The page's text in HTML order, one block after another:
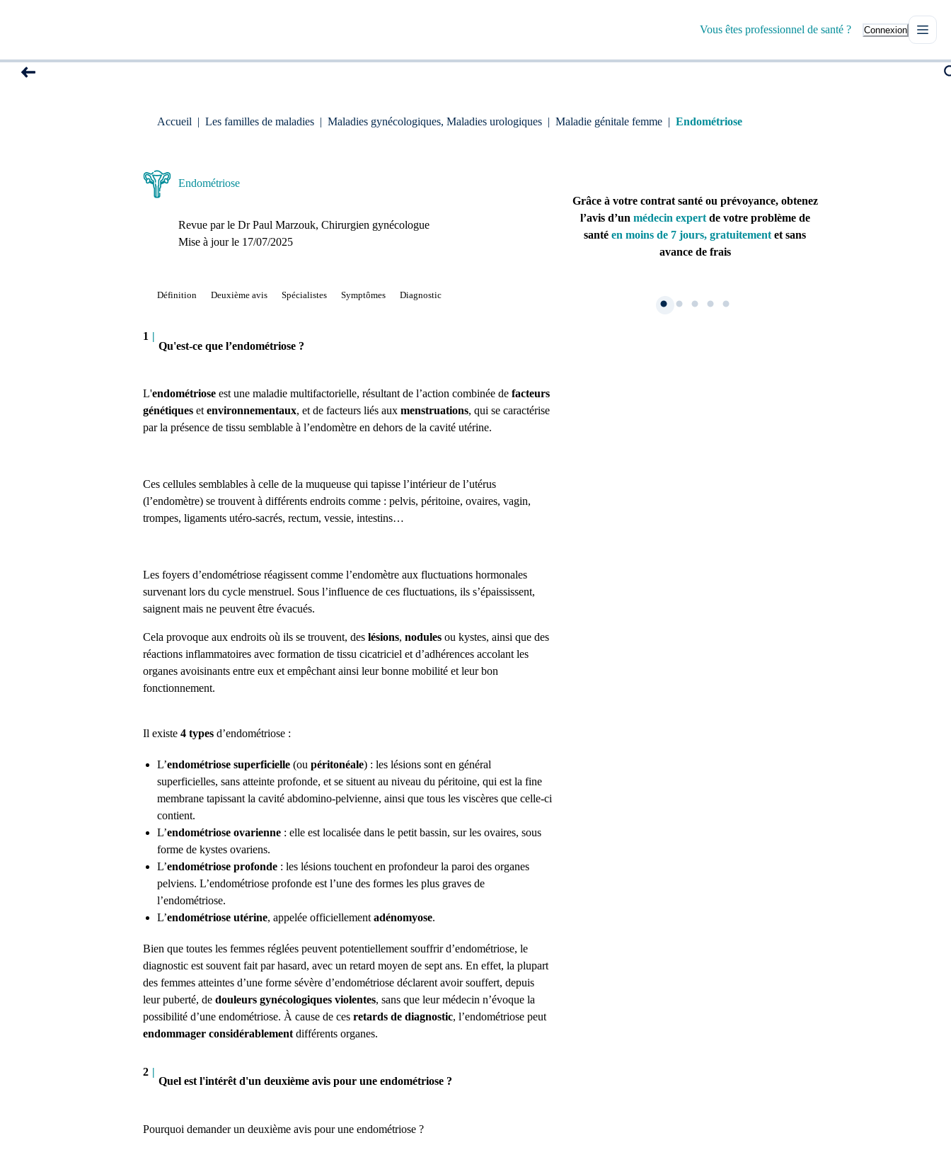
Vous êtes professionnel de santé ? Connexion
Accueil | Les familles de maladies | Maladies gynécologiques, Maladies urologiques | Maladie génitale femme | Endométriose
Endométriose
Revue par le Dr Paul Marzouk, Chirurgien gynécologue
Mise à jour le 17/07/2025
Définition Deuxième avis Spécialistes Symptômes Diagnostic
1 |
Qu'est-ce que l’endométriose ?
L'endométriose est une maladie multifactorielle, résultant de l’action combinée de facteurs
génétiques et environnementaux, et de facteurs liés aux menstruations, qui se caractérise
par la présence de tissu semblable à l’endomètre en dehors de la cavité utérine.
Ces cellules semblables à celle de la muqueuse qui tapisse l’intérieur de l’utérus
(l’endomètre) se trouvent à différents endroits comme : pelvis, péritoine, ovaires, vagin,
trompes, ligaments utéro-sacrés, rectum, vessie, intestins…
Les foyers d’endométriose réagissent comme l’endomètre aux fluctuations hormonales
survenant lors du cycle menstruel. Sous l’influence de ces fluctuations, ils s’épaississent,
saignent mais ne peuvent être évacués.
Cela provoque aux endroits où ils se trouvent, des lésions, nodules ou kystes, ainsi que des
réactions inflammatoires avec formation de tissu cicatriciel et d’adhérences accolant les
organes avoisinants entre eux et empêchant ainsi leur bonne mobilité et leur bon
fonctionnement.
Il existe 4 types d’endométriose :
L’endométriose superficielle (ou péritonéale) : les lésions sont en général
superficielles, sans atteinte profonde, et se situent au niveau du péritoine, qui est la fine
membrane tapissant la cavité abdomino-pelvienne, ainsi que tous les viscères que celle-ci
contient.
L’endométriose ovarienne : elle est localisée dans le petit bassin, sur les ovaires, sous
forme de kystes ovariens.
L’endométriose profonde : les lésions touchent en profondeur la paroi des organes
pelviens. L’endométriose profonde est l’une des formes les plus graves de
l’endométriose.
L’endométriose utérine, appelée officiellement adénomyose.
Bien que toutes les femmes réglées peuvent potentiellement souffrir d’endométriose, le
diagnostic est souvent fait par hasard, avec un retard moyen de sept ans. En effet, la plupart
des femmes atteintes d’une forme sévère d’endométriose déclarent avoir souffert, depuis
leur puberté, de douleurs gynécologiques violentes, sans que leur médecin n’évoque la
possibilité d’une endométriose. À cause de ces retards de diagnostic, l’endométriose peut
endommager considérablement différents organes.
2 |
Quel est l'intérêt d'un deuxième avis pour une endométriose ?
Pourquoi demander un deuxième avis pour une endométriose ?
Grâce à votre contrat santé ou prévoyance, obtenez
l’avis d’un médecin expertde votre problème de
santé en moins de 7 jours, gratuitement et sans
avance de frais